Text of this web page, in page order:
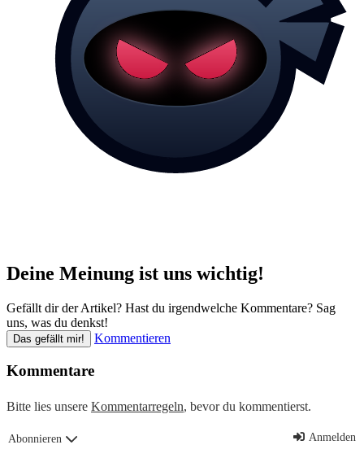
Deine Meinung ist uns wichtig!
Gefällt dir der Artikel? Hast du irgendwelche Kommentare? Sag
uns, was du denkst!
Das gefällt mir! Kommentieren
Kommentare
Bitte lies unsere Kommentarregeln, bevor du kommentierst.
Abonnieren Anmelden